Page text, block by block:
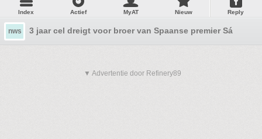
Index Actief MyAT Nieuw Reply
nws 3 jaar cel dreigt voor broer van Spaanse premier
▼ Advertentie door Refinery89